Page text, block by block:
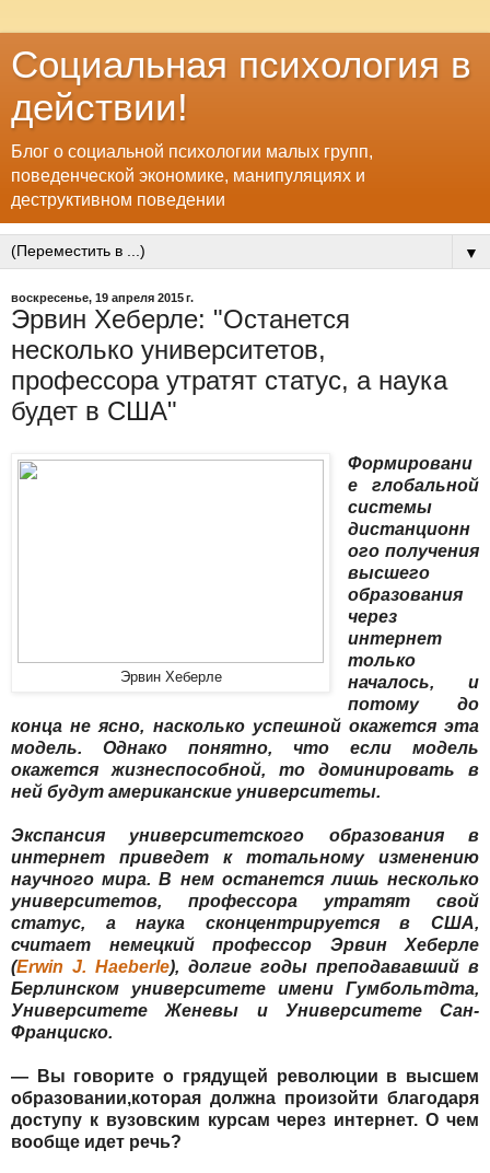
Социальная психология в
действии!
Блог о социальной психологии малых групп,
поведенческой экономике, манипуляциях и
деструктивном поведении
▼
воскресенье, 19 апреля 2015 г.
Эрвин Хеберле: "Останется
несколько университетов,
профессора утратят статус, а наука
будет в США"
Эрвин Хеберле
Формировани
е глобальной
системы
дистанционн
ого получения
высшего
образования
через
интернет
только
началось, и
потому до
конца не ясно, насколько успешной окажется эта
модель. Однако понятно, что если модель
окажется жизнеспособной, то доминировать в
ней будут американские университеты.
Экспансия университетского образования в
интернет приведет к тотальному изменению
научного мира. В нем останется лишь несколько
университетов, профессора утратят свой
статус, а наука сконцентрируется в США,
считает немецкий профессор Эрвин Хеберле
(Erwin J. Haeberle), долгие годы преподававший в
Берлинском университете имени Гумбольтдта,
Университете Женевы и Университете Сан-
Франциско.
— Вы говорите о грядущей революции в высшем
образовании,которая должна произойти благодаря
доступу к вузовским курсам через интернет. О чем
вообще идет речь?